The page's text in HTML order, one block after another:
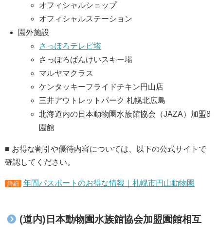
オフィシャルショップ
オフィシャルステーション
園外施設
さっぽろテレビ塔
さっぽろばんけいスキー場
マルヤマクラス
ケンタッキーフライドチキン円山店
三井アウトレットパーク 札幌北広島
北海道内の日本動物園水族館協会（JAZA）加盟8
園館
■ お得な割引や優待内容については、以下の公式サイトで
確認してください。
詳細 年間パスポートのお得な情報｜札幌市円山動物園
(道内)日本動物園水族館協会加盟園館相互